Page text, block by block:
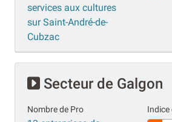
services aux cultures
sur Saint-André-de-
Cubzac
Secteur de Galgon
Nombre de Pro